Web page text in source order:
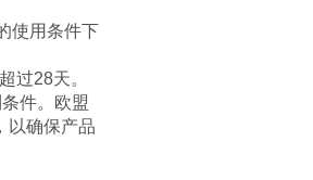
使用条件下
过28天。
件。欧盟
以确保产品